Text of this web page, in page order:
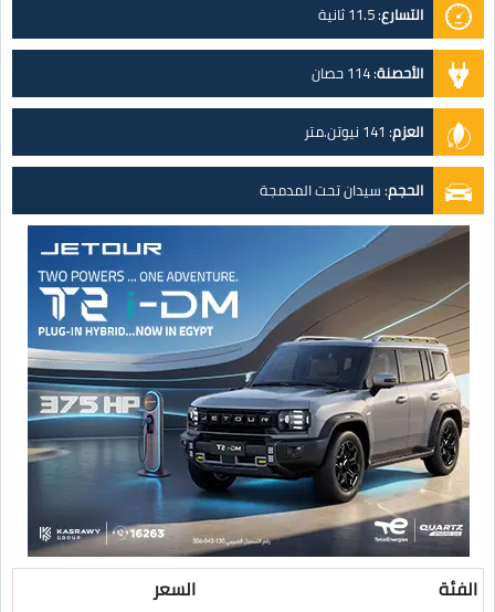
التسارع:11.5 ثانية
الأحصنة:114 حصان
العزم: 141 نيوتن.متر
الحجم:سيدان تحت المدمجة
الفئة
السعر